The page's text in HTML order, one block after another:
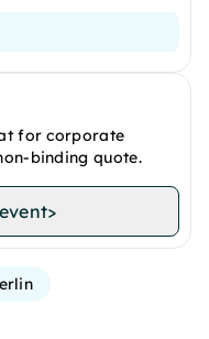
for corporate
binding quote.
>